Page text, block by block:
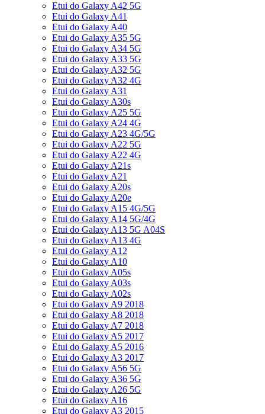
Etui do Galaxy A42 5G
Etui do Galaxy A41
Etui do Galaxy A40
Etui do Galaxy A35 5G
Etui do Galaxy A34 5G
Etui do Galaxy A33 5G
Etui do Galaxy A32 5G
Etui do Galaxy A32 4G
Etui do Galaxy A31
Etui do Galaxy A30s
Etui do Galaxy A25 5G
Etui do Galaxy A24 4G
Etui do Galaxy A23 4G/5G
Etui do Galaxy A22 5G
Etui do Galaxy A22 4G
Etui do Galaxy A21s
Etui do Galaxy A21
Etui do Galaxy A20s
Etui do Galaxy A20e
Etui do Galaxy A15 4G/5G
Etui do Galaxy A14 5G/4G
Etui do Galaxy A13 5G A04S
Etui do Galaxy A13 4G
Etui do Galaxy A12
Etui do Galaxy A10
Etui do Galaxy A05s
Etui do Galaxy A03s
Etui do Galaxy A02s
Etui do Galaxy A9 2018
Etui do Galaxy A8 2018
Etui do Galaxy A7 2018
Etui do Galaxy A5 2017
Etui do Galaxy A5 2016
Etui do Galaxy A3 2017
Etui do Galaxy A56 5G
Etui do Galaxy A36 5G
Etui do Galaxy A26 5G
Etui do Galaxy A16
Etui do Galaxy A3 2015